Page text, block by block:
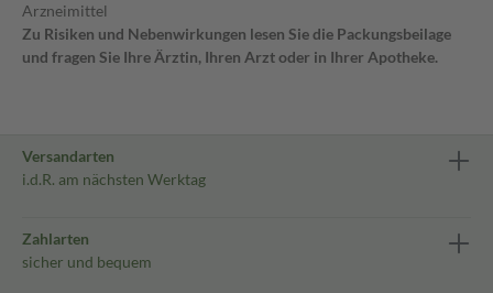
Arzneimittel
Zu Risiken und Nebenwirkungen lesen Sie die Packungsbeilage
und fragen Sie Ihre Ärztin, Ihren Arzt oder in Ihrer Apotheke.
Versandarten
i.d.R. am nächsten Werktag
Zahlarten
sicher und bequem